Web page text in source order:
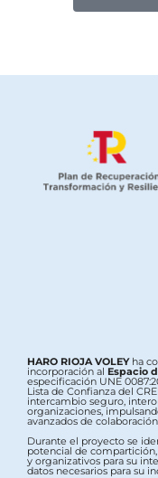
HARO RIOJA VOLEYha
incorporación al Espacio
especificación UNE
Lista de Confianza del
intercambio seguro,
organizaciones,
avanzados de colaboración.
Durante el proyecto se
potencial de
y organizativos para su
datos necesarios para su